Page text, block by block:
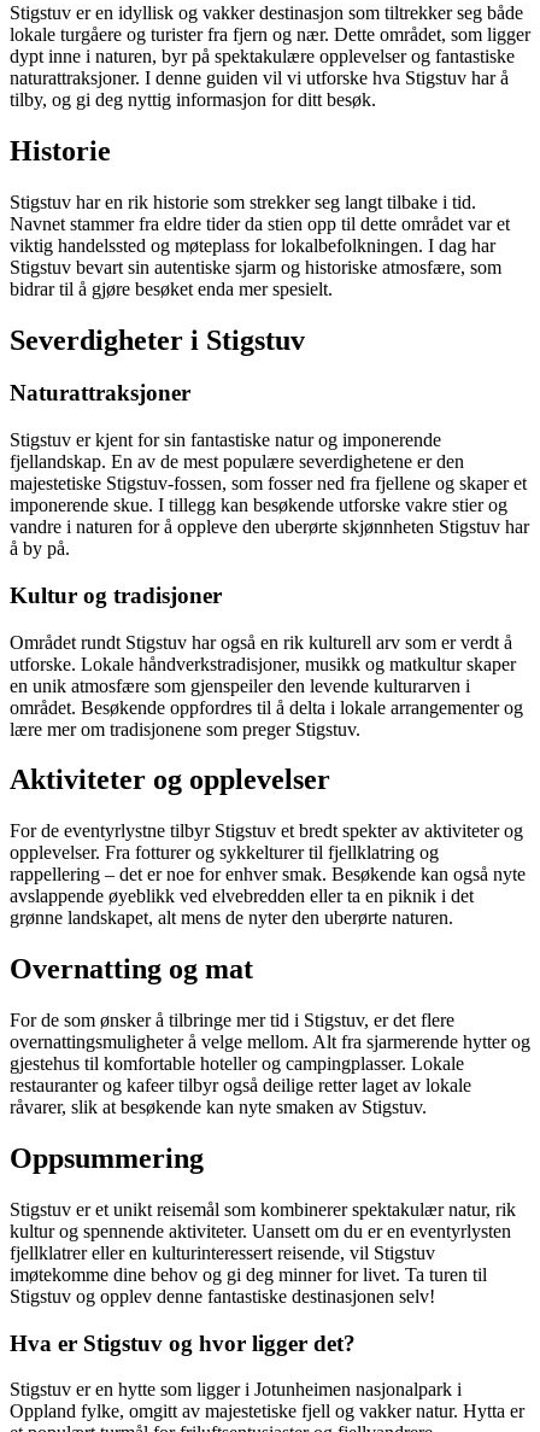
Stigstuv er en idyllisk og vakker destinasjon som tiltrekker seg både
lokale turgåere og turister fra fjern og nær. Dette området, som ligger
dypt inne i naturen, byr på spektakulære opplevelser og fantastiske
naturattraksjoner. I denne guiden vil vi utforske hva Stigstuv har å
tilby, og gi deg nyttig informasjon for ditt besøk.
Historie
Stigstuv har en rik historie som strekker seg langt tilbake i tid.
Navnet stammer fra eldre tider da stien opp til dette området var et
viktig handelssted og møteplass for lokalbefolkningen. I dag har
Stigstuv bevart sin autentiske sjarm og historiske atmosfære, som
bidrar til å gjøre besøket enda mer spesielt.
Severdigheter i Stigstuv
Naturattraksjoner
Stigstuv er kjent for sin fantastiske natur og imponerende
fjellandskap. En av de mest populære severdighetene er den
majestetiske Stigstuv-fossen, som fosser ned fra fjellene og skaper et
imponerende skue. I tillegg kan besøkende utforske vakre stier og
vandre i naturen for å oppleve den uberørte skjønnheten Stigstuv har
å by på.
Kultur og tradisjoner
Området rundt Stigstuv har også en rik kulturell arv som er verdt å
utforske. Lokale håndverkstradisjoner, musikk og matkultur skaper
en unik atmosfære som gjenspeiler den levende kulturarven i
området. Besøkende oppfordres til å delta i lokale arrangementer og
lære mer om tradisjonene som preger Stigstuv.
Aktiviteter og opplevelser
For de eventyrlystne tilbyr Stigstuv et bredt spekter av aktiviteter og
opplevelser. Fra fotturer og sykkelturer til fjellklatring og
rappellering – det er noe for enhver smak. Besøkende kan også nyte
avslappende øyeblikk ved elvebredden eller ta en piknik i det
grønne landskapet, alt mens de nyter den uberørte naturen.
Overnatting og mat
For de som ønsker å tilbringe mer tid i Stigstuv, er det flere
overnattingsmuligheter å velge mellom. Alt fra sjarmerende hytter og
gjestehus til komfortable hoteller og campingplasser. Lokale
restauranter og kafeer tilbyr også deilige retter laget av lokale
råvarer, slik at besøkende kan nyte smaken av Stigstuv.
Oppsummering
Stigstuv er et unikt reisemål som kombinerer spektakulær natur, rik
kultur og spennende aktiviteter. Uansett om du er en eventyrlysten
fjellklatrer eller en kulturinteressert reisende, vil Stigstuv
imøtekomme dine behov og gi deg minner for livet. Ta turen til
Stigstuv og opplev denne fantastiske destinasjonen selv!
Hva er Stigstuv og hvor ligger det?
Stigstuv er en hytte som ligger i Jotunheimen nasjonalpark i
Oppland fylke, omgitt av majestetiske fjell og vakker natur. Hytta er